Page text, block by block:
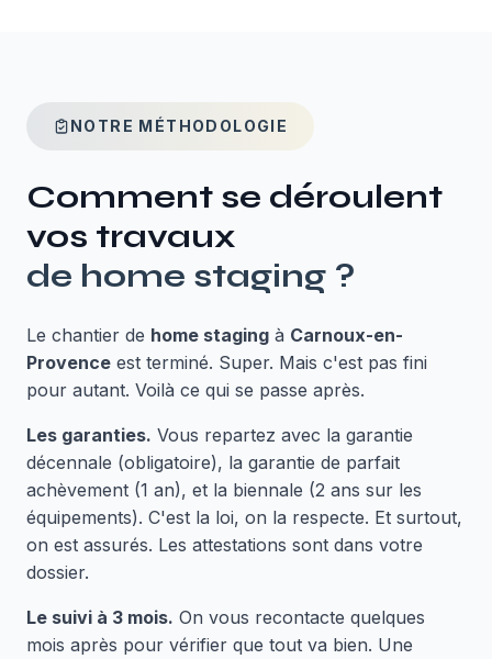
NOTRE MÉTHODOLOGIE
Comment se déroulent
vos travaux
de home staging ?
Le chantier de home staging à Carnoux-en-
Provence est terminé. Super. Mais c'est pas fini
pour autant. Voilà ce qui se passe après.
Les garanties. Vous repartez avec la garantie
décennale (obligatoire), la garantie de parfait
achèvement (1 an), et la biennale (2 ans sur les
équipements). C'est la loi, on la respecte. Et surtout,
on est assurés. Les attestations sont dans votre
dossier.
Le suivi à 3 mois. On vous recontacte quelques
mois après pour vérifier que tout va bien. Une